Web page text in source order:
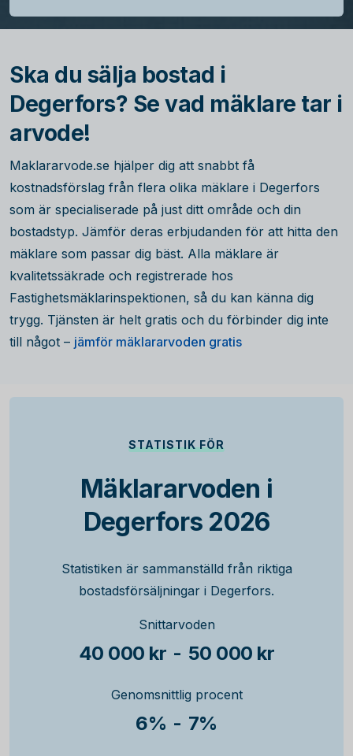
Ska du sälja bostad i
Degerfors? Se vad mäklare tar i
arvode!
Maklararvode.se hjälper dig att snabbt få
kostnadsförslag från flera olika mäklare i Degerfors
som är specialiserade på just ditt område och din
bostadstyp. Jämför deras erbjudanden för att hitta den
mäklare som passar dig bäst. Alla mäklare är
kvalitetssäkrade och registrerade hos
Fastighetsmäklarinspektionen, så du kan känna dig
trygg. Tjänsten är helt gratis och du förbinder dig inte
till något – jämför mäklararvoden gratis
STATISTIK FÖR
Mäklararvoden i
Degerfors 2026
Statistiken är sammanställd från riktiga
bostadsförsäljningar i Degerfors.
Snittarvoden
40 000 kr - 50 000 kr
Genomsnittlig procent
6% - 7%